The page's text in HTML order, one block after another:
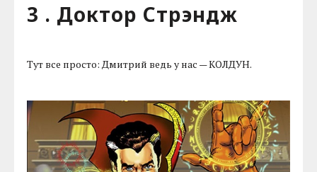
3 . Доктор Стрэндж
Тут все просто: Дмитрий ведь у нас — КОЛДУН.